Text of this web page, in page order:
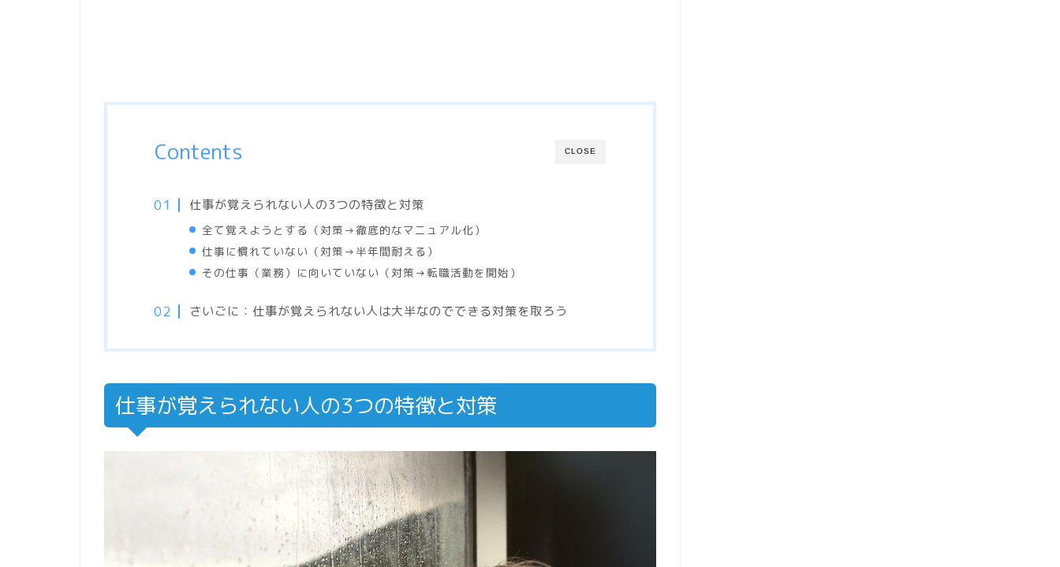
CLOSE
Contents
仕事が覚えられない人の3つの特徴と対策
全て覚えようとする（対策→徹底的なマニュアル化）
仕事に慣れていない（対策→半年間耐える）
その仕事（業務）に向いていない（対策→転職活動を開始）
さいごに：仕事が覚えられない人は大半なのでできる対策を取ろう
仕事が覚えられない人の3つの特徴と対策